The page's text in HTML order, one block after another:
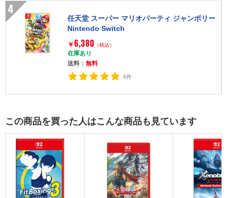
4
任天堂 スーパー マリオパーティ ジャンボリー
Nintendo Switch
￥ 6,380 （税込）
在庫あり
送料：無料
6件
この商品を買った人はこんな商品も見ています